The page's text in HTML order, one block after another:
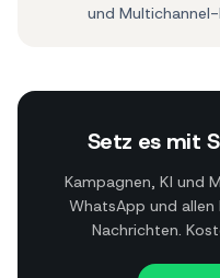
und
Setz es mit
Kampagnen, KI und
WhatsApp und allen
Nachrichten.